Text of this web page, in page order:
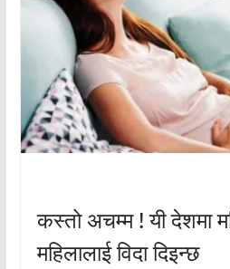
कस्तो अचम्म ! यी देशमा
महिलालाई विदा दिइन्छ